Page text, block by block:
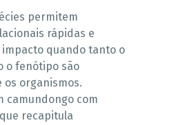
permitem
rápidas e
quando tanto o
o fenótipo são
organismos.
camundongo com
recapitula